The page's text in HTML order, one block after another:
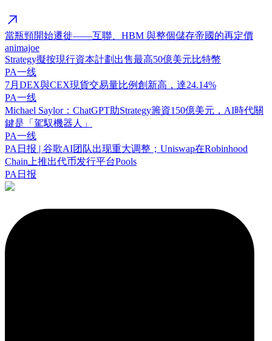
當瓶頸開始遷徙——互聯、HBM 與整個儲存帝國的再定價
animajoe
Strategy擬按現行資本計劃出售最高50億美元比特幣
PA一线
7月DEX與CEX現貨交易量比例創新高，達24.14%
PA一线
Michael Saylor：ChatGPT助Strategy籌資150億美元，AI時代關
鍵是「駕馭機器人」
PA一线
PA日报 | 谷歌AI团队出现重大调整；Uniswap在Robinhood
Chain上推出代币发行平台Pools
PA日报